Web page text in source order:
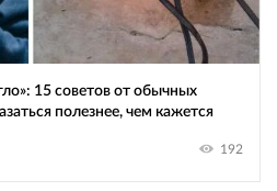
15 советов от обычных
полезнее, чем кажется
192